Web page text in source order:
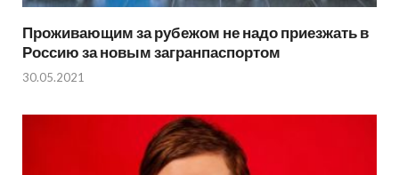
Проживающим за рубежом не надо приезжать в
Россию за новым загранпаспортом
30.05.2021